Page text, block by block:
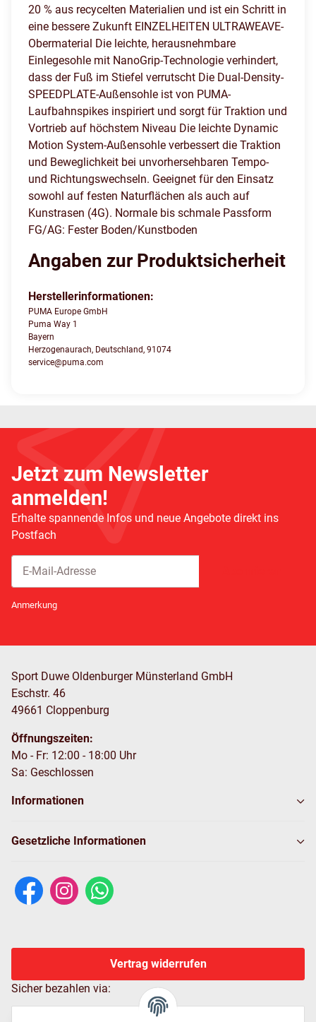
20 % aus recycelten Materialien und ist ein Schritt in
eine bessere Zukunft EINZELHEITEN ULTRAWEAVE-
Obermaterial Die leichte, herausnehmbare
Einlegesohle mit NanoGrip-Technologie verhindert,
dass der Fuß im Stiefel verrutscht Die Dual-Density-
SPEEDPLATE-Außensohle ist von PUMA-
Laufbahnspikes inspiriert und sorgt für Traktion und
Vortrieb auf höchstem Niveau Die leichte Dynamic
Motion System-Außensohle verbessert die Traktion
und Beweglichkeit bei unvorhersehbaren Tempo-
und Richtungswechseln. Geeignet für den Einsatz
sowohl auf festen Naturflächen als auch auf
Kunstrasen (4G). Normale bis schmale Passform
FG/AG: Fester Boden/Kunstboden
Angaben zur Produktsicherheit
Herstellerinformationen:
PUMA Europe GmbH
Puma Way 1
Bayern
Herzogenaurach, Deutschland, 91074
service@puma.com
Jetzt zum Newsletter
anmelden!
Erhalte spannende Infos und neue Angebote direkt ins
Postfach
Anmerkung
Sport Duwe Oldenburger Münsterland GmbH
Eschstr. 46
49661 Cloppenburg
Öffnungszeiten:
Mo - Fr: 12:00 - 18:00 Uhr
Sa: Geschlossen
Informationen
Gesetzliche Informationen
Vertrag widerrufen
Sicher bezahlen via: